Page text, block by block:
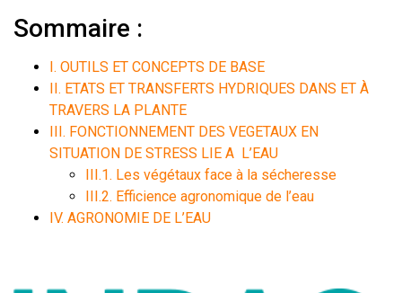
Sommaire :
I. OUTILS ET CONCEPTS DE BASE
II. ETATS ET TRANSFERTS HYDRIQUES DANS ET À
TRAVERS LA PLANTE
III. FONCTIONNEMENT DES VEGETAUX EN
SITUATION DE STRESS LIE A L’EAU
III.1. Les végétaux face à la sécheresse
III.2. Efficience agronomique de l’eau
IV. AGRONOMIE DE L’EAU